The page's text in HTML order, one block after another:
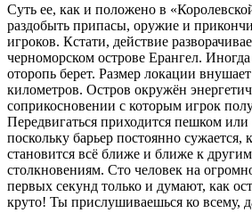
Суть ее, как и положено в
раздобыть припасы, оружие и
игроков. Кстати, действие
черноморском острове Ерангел.
оторопь берет. Размер локации
километров. Остров окружён
соприкосновении с которым игрок
Передвигаться приходится пешком или
поскольку барьер постоянно
становится всё ближе и ближе к
столкновениям. Сто человек на
первых секунд только и думают, как
круто! Ты прислушиваешься ко всему,